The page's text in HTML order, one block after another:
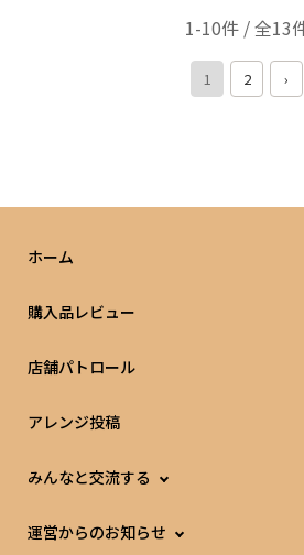
1-10件 / 全13
1 2 ›
ホーム
購入品レビュー
店舗パトロール
アレンジ投稿
みんなと交流する
運営からのお知らせ